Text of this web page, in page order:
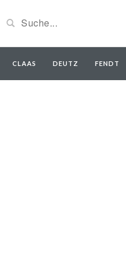
CLAAS DEUTZ FENDT